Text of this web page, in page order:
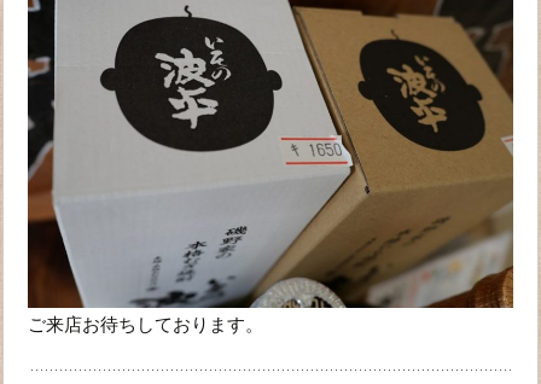
ご来店お待ちしております。